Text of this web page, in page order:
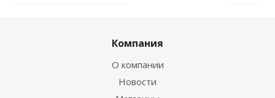
Компания
О компании
Новости